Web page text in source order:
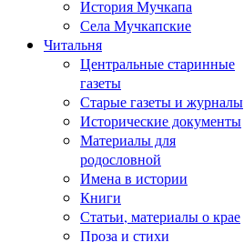
История Мучкапа
Села Мучкапские
Читальня
Центральные старинные
газеты
Старые газеты и журналы
Исторические документы
Материалы для
родословной
Имена в истории
Книги
Статьи, материалы о крае
Проза и стихи